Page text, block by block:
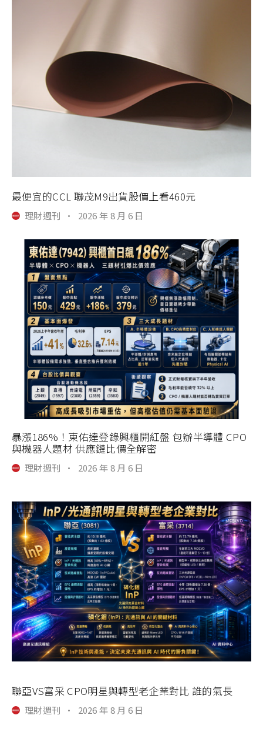
最便宜的CCL 聯茂M9出貨股價上看460元
理財週刊 · 2026 年 8 月 6 日
暴漲186%！東佑達登錄興櫃開紅盤 包辦半導體 CPO
與機器人題材 供應鏈比價全解密
理財週刊 · 2026 年 8 月 6 日
聯亞VS富采 CPO明星與轉型老企業對比 誰的氣長
理財週刊 · 2026 年 8 月 6 日